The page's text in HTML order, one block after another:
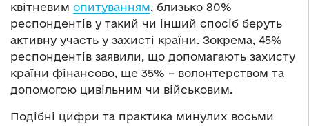
квітневим опитуванням, близько 80%
респондентів у такий чи інший спосіб беруть
активну участь у захисті країни. Зокрема, 45%
респондентів заявили, що допомагають захисту
країни фінансово, ще 35% – волонтерством та
допомогою цивільним чи військовим.
Подібні цифри та практика минулих восьми